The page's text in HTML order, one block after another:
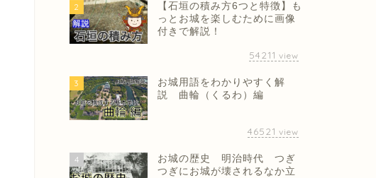
2
【石垣の積み方6つと特徴】も
っとお城を楽しむために画像
付きで解説！
54211 view
3
お城用語をわかりやすく解
説 曲輪（くるわ）編
46521 view
4
お城の歴史 明治時代 つぎ
つぎにお城が壊されるなか立